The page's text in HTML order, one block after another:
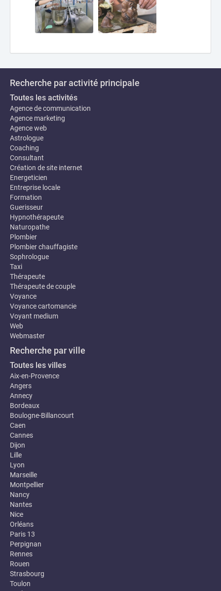
Recherche par activité principale
Toutes les activités
Agence de communication
Agence marketing
Agence web
Astrologue
Coaching
Consultant
Création de site internet
Energeticien
Entreprise locale
Formation
Guerisseur
Hypnothérapeute
Naturopathe
Plombier
Plombier chauffagiste
Sophrologue
Taxi
Thérapeute
Thérapeute de couple
Voyance
Voyance cartomancie
Voyant medium
Web
Webmaster
Recherche par ville
Toutes les villes
Aix-en-Provence
Angers
Annecy
Bordeaux
Boulogne-Billancourt
Caen
Cannes
Dijon
Lille
Lyon
Marseille
Montpellier
Nancy
Nantes
Nice
Orléans
Paris 13
Perpignan
Rennes
Rouen
Strasbourg
Toulon